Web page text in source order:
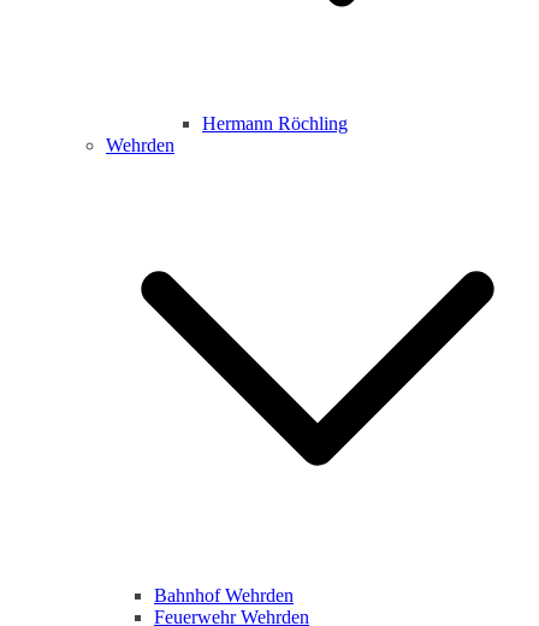
Hermann Röchling
Wehrden
Bahnhof Wehrden
Feuerwehr Wehrden